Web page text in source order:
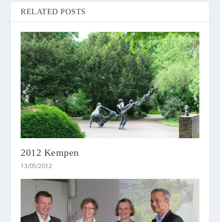
RELATED POSTS
2012 Kempen
13/05/2012